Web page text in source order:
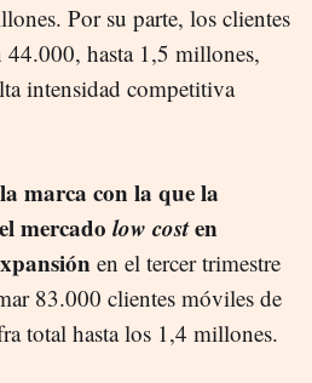
Por su parte, los clientes
hasta 1,5 millones,
intensidad competitiva
marca con la que la
mercado low costen
en el tercer trimestre
83.000 clientes móviles de
total hasta los 1,4 millones.